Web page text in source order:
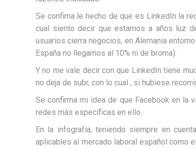
Se confima le hecho de que es LinkedIn la
cual siento decir que estamos a años luz
usuarios cierra negocios, en Alemania
España no llegamos al 10% ni de broma).
Y no me vale decir con que LinkedIn tiene
no deja de subr, con lo cual , si hubiese
Se confirma mi idea de que Facebook en la
redes más específicas en ello.
En la infografía, teniendo siempre en
aplicables al mercado laboral español como